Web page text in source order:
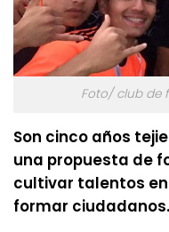
Foto/ club de
Son cinco años
una propuesta de
cultivar talentos
formar ciudadanos.